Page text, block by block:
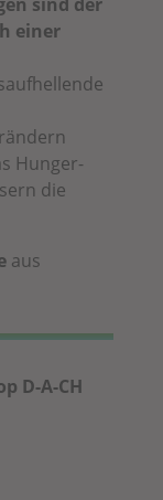
einer
Hunger-
die
aus
D-A-CH